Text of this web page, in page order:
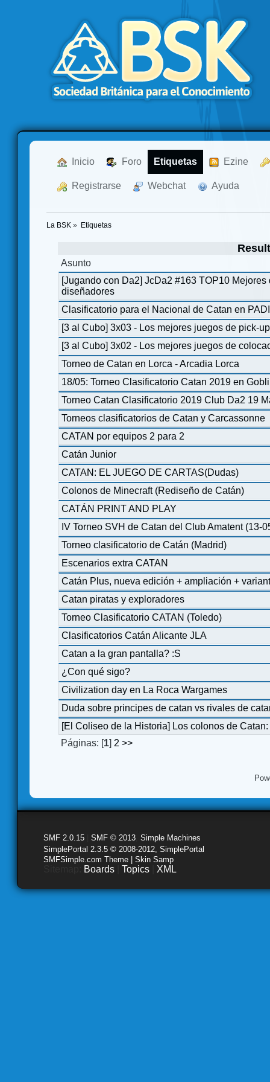
Inicio Foro Etiquetas Ezine
Registrarse Webchat Ayuda
La BSK » Etiquetas
Asunto
[Jugando con Da2] JcDa2 #163 TOP10 Mejores
diseñadores
Clasificatorio para el Nacional de Catan en
[3 al Cubo] 3x03 - Los mejores juegos de pick-
[3 al Cubo] 3x02 - Los mejores juegos de
Torneo de Catan en Lorca - Arcadia Lorca
18/05: Torneo Clasificatorio Catan 2019 en
Torneo Catan Clasificatorio 2019 Club Da2 19
Torneos clasificatorios de Catan y Carcassonne
CATAN por equipos 2 para 2
Catán Junior
CATAN: EL JUEGO DE CARTAS(Dudas)
Colonos de Minecraft (Rediseño de Catán)
CATÁN PRINT AND PLAY
IV Torneo SVH de Catan del Club Amatent (13-
Torneo clasificatorio de Catán (Madrid)
Escenarios extra CATAN
Catán Plus, nueva edición + ampliación +
Catan piratas y exploradores
Torneo Clasificatorio CATAN (Toledo)
Clasificatorios Catán Alicante JLA
Catan a la gran pantalla? :S
¿Con qué sigo?
Civilization day en La Roca Wargames
Duda sobre principes de catan vs rivales de
[El Coliseo de la Historia] Los colonos de
Páginas: [1] 2 >>
SMF 2.0.15 SMF © 2013 Simple Machines
SimplePortal 2.3.5 © 2008-2012, SimplePortal
SMFSimple.com Theme | Skin Samp
Boards Topics XML